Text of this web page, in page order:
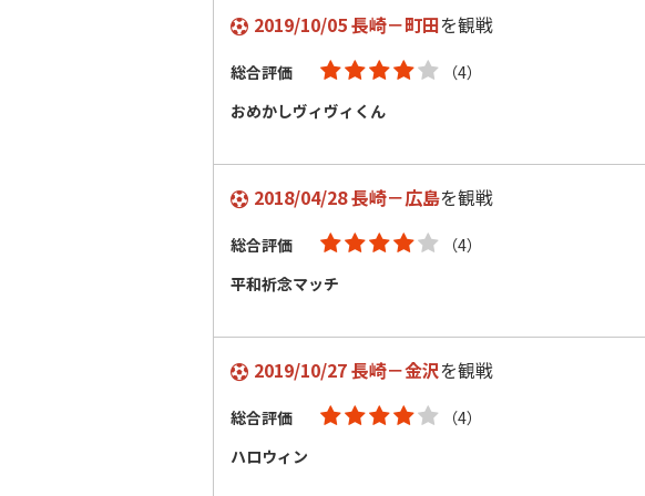
2019/10/05 長崎－町田を観戦
総合評価
（4）
おめかしヴィヴィくん
2018/04/28 長崎－広島を観戦
総合評価
（4）
平和祈念マッチ
2019/10/27 長崎－金沢を観戦
総合評価
（4）
ハロウィン